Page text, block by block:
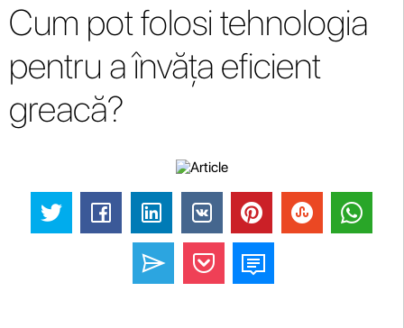
Cum pot folosi tehnologia
pentru a învăța eficient
greacă?